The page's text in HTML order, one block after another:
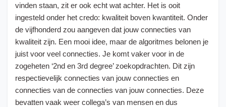
vinden staan, zit er ook echt wat achter. Het is ooit
ingesteld onder het credo: kwaliteit boven kwantiteit. Onder
de vijfhonderd zou aangeven dat jouw connecties van
kwaliteit zijn. Een mooi idee, maar de algoritmes belonen je
juist voor veel connecties. Je komt vaker voor in de
zogeheten ‘2nd en 3rd degree’ zoekopdrachten. Dit zijn
respectievelijk connecties van jouw connecties en
connecties van de connecties van jouw connecties. Deze
bevatten vaak weer collega’s van mensen en dus